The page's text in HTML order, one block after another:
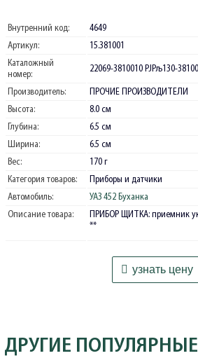
Внутренний код:
4649
Артикул:
15.381001
Каталожный
номер:
22069-3810010 РЈРљ130-
Производитель:
ПРОЧИЕ ПРОИЗВОДИТЕЛИ
Высота:
8.0 см
Глубина:
6.5 см
Ширина:
6.5 см
Вес:
170 г
Категория товаров:
Приборы и датчики
Автомобиль:
УАЗ 452 Буханка
Описание товара:
ПРИБОР ЩИТКА: приемник
**
узнать цену
ДРУГИЕ